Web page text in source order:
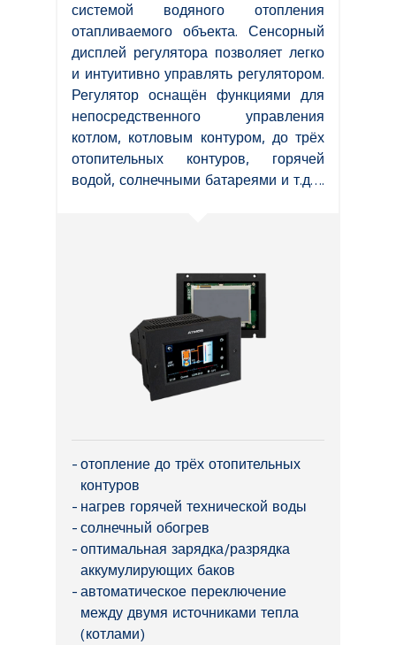
системой водяного отопления
отапливаемого объекта. Сенсорный
дисплей регулятора позволяет легко
и интуитивно управлять регулятором.
Регулятор оснащён функциями для
непосредственного управления
котлом, котловым контуром, до трёх
отопительных контуров, горячей
водой, солнечными батареями и т.д….
отопление до трёх отопительных
контуров
нагрев горячей технической воды
солнечный обогрев
оптимальная зарядка/разрядка
аккумулирующих баков
автоматическое переключение
между двумя источниками тепла
(котлами)